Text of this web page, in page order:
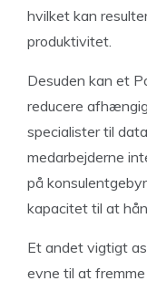
hvilket kan
produktivitet.
Desuden kan et
reducere
specialister til
medarbejderne
på
kapacitet til at
Et andet vigtigt
evne til at